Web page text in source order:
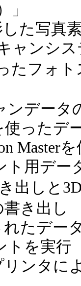
」
した写真
ャンシス
たフォ
ンデータ
使ったデ
Master
ト用デー
出しと
き出し
れたデー
トを実行
リンタに